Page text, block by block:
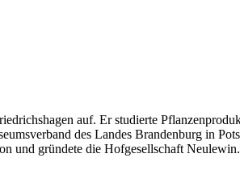
auf. Er studierte
des Landes Brandenburg in
und gründete die Hofgesellschaft